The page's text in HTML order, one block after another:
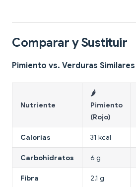
Comparar y Sustituir
Pimiento vs. Verduras
Nutriente
🌶
Pimiento
(Rojo)
Calorías 31 kcal
Carbohidratos 6 g
Fibra 2,1 g